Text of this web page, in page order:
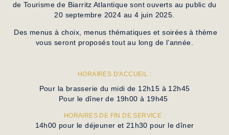
de Tourisme de Biarritz Atlantique sont ouverts au public du
20 septembre 2024 au 4 juin 2025.
Des menus à choix, menus thématiques et soirées à thème
vous seront proposés tout au long de l’année.
HORAIRES D'ACCUEIL :
Pour la brasserie du midi de 12h15 à 12h45
Pour le dîner de 19h00 à 19h45
HORAIRES DE FIN DE SERVICE :
14h00 pour le déjeuner et 21h30 pour le dîner